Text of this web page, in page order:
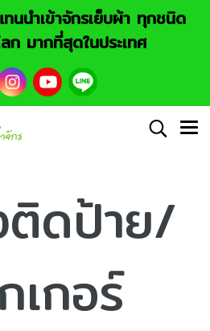
นนำเข้าจักรเย็บผ้า ทุกชนิด
ก มากที่สุดในประเทศ
ติดป้าย/
เกอร์